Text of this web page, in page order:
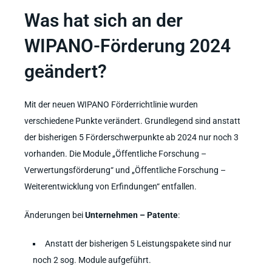
Was hat sich an der
WIPANO-Förderung 2024
geändert?
Mit der neuen WIPANO Förderrichtlinie wurden
verschiedene Punkte verändert. Grundlegend sind anstatt
der bisherigen 5 Förderschwerpunkte ab 2024 nur noch 3
vorhanden. Die Module „Öffentliche Forschung –
Verwertungsförderung“ und „Öffentliche Forschung –
Weiterentwicklung von Erfindungen“ entfallen.
Änderungen beiUnternehmen – Patente:
Anstatt der bisherigen 5 Leistungspakete sind nur
noch 2 sog. Module aufgeführt.